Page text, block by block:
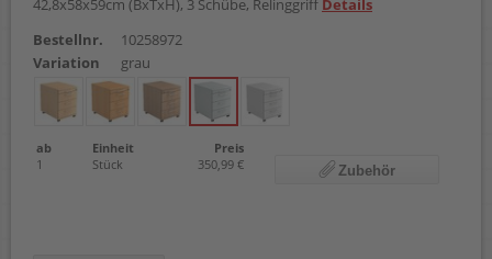
42,8x58x59cm (BxTxH), 3 Schübe, Relinggriff Details
Bestellnr.
10258972
Variation
grau
ab Einheit
Preis
1
Stück 350,99 € Zubehör